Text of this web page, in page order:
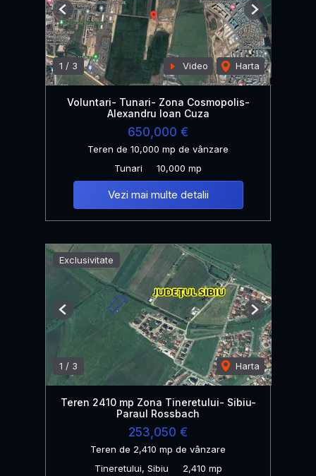
1 / 3 Video Harta
Previous Next
Voluntari- Tunari- Zona Cosmopolis-
Alexandru Ioan Cuza
650,000 €
Teren de 10,000 mp de vânzare
Tunari
10,000 mp
Vezi mai multe detalii
Exclusivitate
1 / 3 Harta
Previous Next
Teren 2410 mp Zona Tineretului- Sibiu-
Paraul Rossbach
253,050 €
Teren de 2,410 mp de vânzare
Tineretului, Sibiu
2,410 mp